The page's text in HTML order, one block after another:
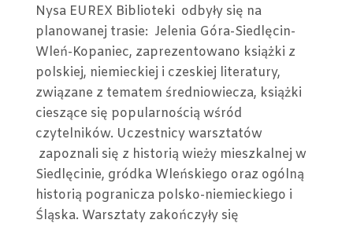
Nysa EUREX Biblioteki odbyły się na
planowanej trasie: Jelenia Góra-Siedlęcin-
Wleń-Kopaniec, zaprezentowano książki z
polskiej, niemieckiej i czeskiej literatury,
związane z tematem średniowiecza, książki
cieszące się popularnością wśród
czytelników. Uczestnicy warsztatów
zapoznali się z historią wieży mieszkalnej w
Siedlęcinie, gródka Wleńskiego oraz ogólną
historią pogranicza polsko-niemieckiego i
Śląska. Warsztaty zakończyły się